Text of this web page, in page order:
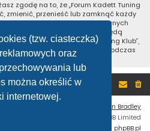
(tzw. ciasteczka)
oraz
lub
można określić w
internetowej.
zgodę na to, że „Forum Kadett Tuning
zmienić, przenieść lub zamknąć każdy
zapisywanie wszystkich podanych
danych. Informacje te nie będą
ale ani „Forum Kadett Tuning Klub”,
za włamania do witryny, podczas
Ian Bradley
® Forum Software © phpBB Limited
phpBB.pl